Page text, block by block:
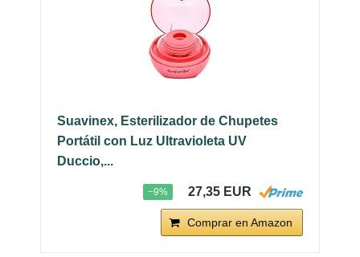
Suavinex, Esterilizador de Chupetes
Portátil con Luz Ultravioleta UV
Duccio,...
−9% 27,35 EUR
Comprar en Amazon